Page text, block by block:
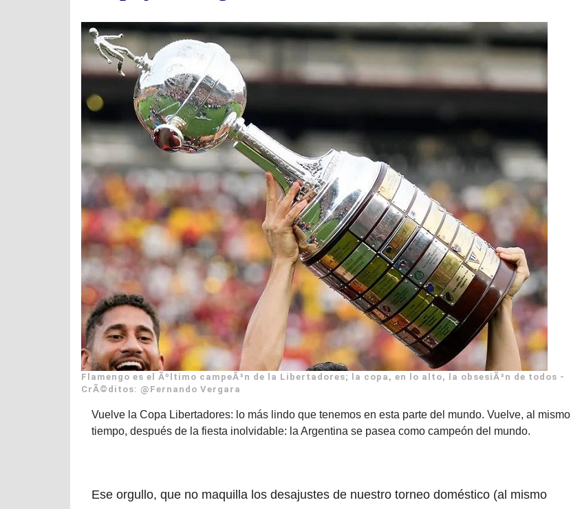
Flamengo es el Ãºltimo campeÃ³n de la Libertadores; la copa, en lo alto, la obsesiÃ³n de todos -
CrÃ©ditos: @Fernando Vergara
Vuelve la Copa Libertadores: lo más lindo que tenemos en esta parte del mundo. Vuelve, al mismo
tiempo, después de la fiesta inolvidable: la Argentina se pasea como campeón del mundo.
Ese orgullo, que no maquilla los desajustes de nuestro torneo doméstico (al mismo